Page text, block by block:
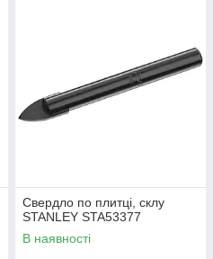
Свердло по плитці, склу
STANLEY STA53377
В наявності